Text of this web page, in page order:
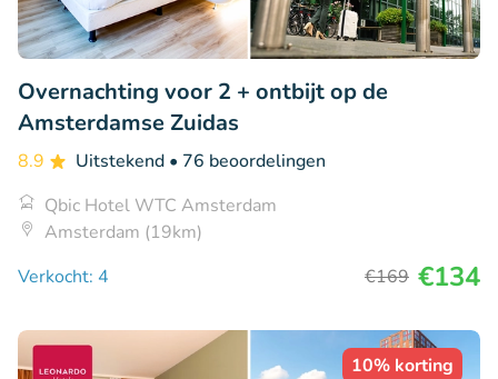
Overnachting voor 2 + ontbijt op de
Amsterdamse Zuidas
8.9 Uitstekend • 76 beoordelingen
Qbic Hotel WTC Amsterdam
Amsterdam (19km)
Verkocht: 4
€169 €134
10% korting